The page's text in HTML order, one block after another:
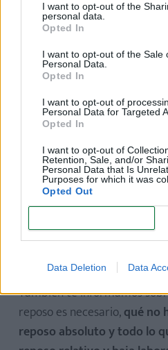
I want to opt-out of the
personal data.
Opted In
I want to opt-out of the Sale
Personal Data.
Opted In
I want to opt-out of
Personal Data for Targeted
Opted In
I want to opt-out of
Retention, Sale, and/or
Personal Data that Is
Purposes for which it was
Opted Out
Data Deletion Data
Hay que distinguir entre
absoluto.En caso de reposo
puede levantarse, caminar
que no requieran esfuerzos.
En el caso de reposo absoluto,
puede hacer absolutamente
incluso, en algunos casos,
si la situación lo requiere
La embarazada tiene que
embarazo?¡En este
También te informamos
reposo es necesario,qué no
reposo absoluto y todo lo